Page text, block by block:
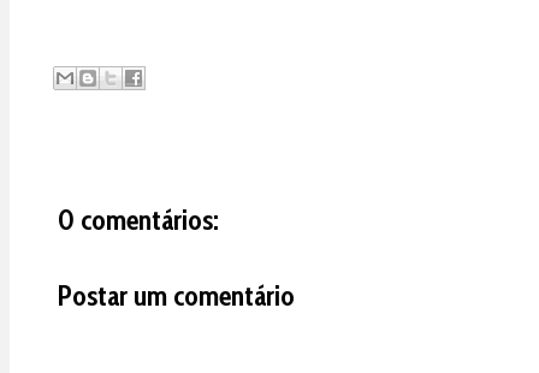
0 comentários:
Postar um comentário